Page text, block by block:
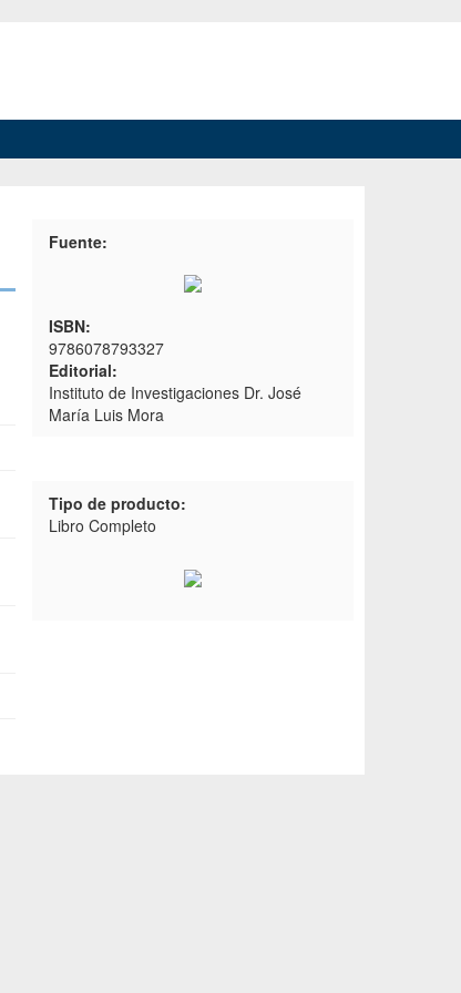
Fuente:
ISBN:
9786078793327
Editorial:
Instituto de Investigaciones Dr. José
María Luis Mora
Tipo de producto:
Libro Completo